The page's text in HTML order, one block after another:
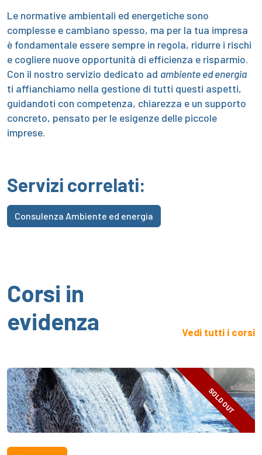
Le normative ambientali ed energetiche sono
complesse e cambiano spesso, ma per la tua impresa
è fondamentale essere sempre in regola, ridurre i rischi
e cogliere nuove opportunità di efficienza e risparmio.
Con il nostro servizio dedicato ad ambiente ed energia
ti affianchiamo nella gestione di tutti questi aspetti,
guidandoti con competenza, chiarezza e un supporto
concreto, pensato per le esigenze delle piccole
imprese.
Servizi correlati:
Consulenza Ambiente ed energia
Corsi in
evidenza
Vedi tutti i corsi
SOLD OUT